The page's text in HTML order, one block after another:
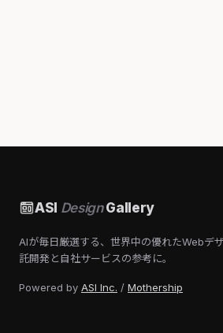
ASI DesignGallery
AIが毎日厳選する、世界中の優れたWebデ
託開発と自社サービスの参考に。
Powered by ASI Inc. / Mothership